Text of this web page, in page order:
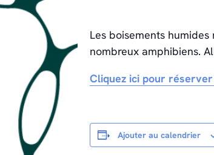
Les boisements
nombreux amphibiens.
Cliquez ici pour
Ajouter au calendrier